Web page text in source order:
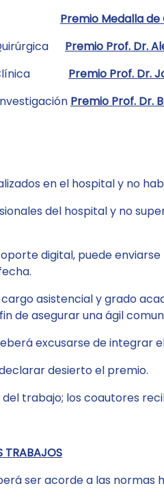
Premio Medalla
Premio Prof. Dr.
Clínica Premio Prof. Dr.
Premio Prof. Dr.
en el hospital y no
del hospital y no
digital, puede
asistencial y grado
de asegurar una ágil
excusarse de integrar
desierto el premio.
trabajo; los coautores
TRABAJOS
ser acorde a las normas